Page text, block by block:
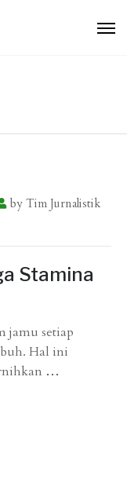
by Tim Jurnalistik
Stamina
jamu setiap
Hal ini
…